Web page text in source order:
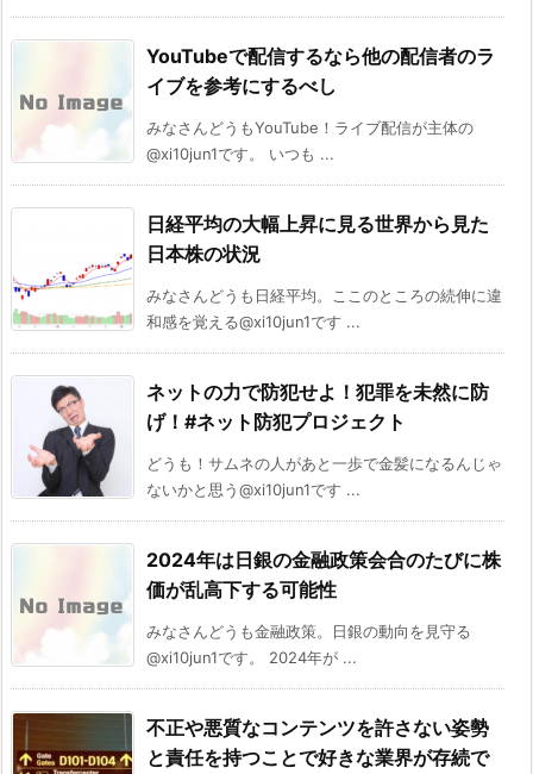
YouTubeで配信するなら他の配信者のラ
イブを参考にするべし
みなさんどうもYouTube！ライブ配信が主体の
@xi10jun1です。 いつも ...
日経平均の大幅上昇に見る世界から見た
日本株の状況
みなさんどうも日経平均。ここのところの続伸に違
和感を覚える@xi10jun1です ...
ネットの力で防犯せよ！犯罪を未然に防
げ！#ネット防犯プロジェクト
どうも！サムネの人があと一歩で金髪になるんじゃ
ないかと思う@xi10jun1です ...
2024年は日銀の金融政策会合のたびに株
価が乱高下する可能性
みなさんどうも金融政策。日銀の動向を見守る
@xi10jun1です。 2024年が ...
不正や悪質なコンテンツを許さない姿勢
と責任を持つことで好きな業界が存続で